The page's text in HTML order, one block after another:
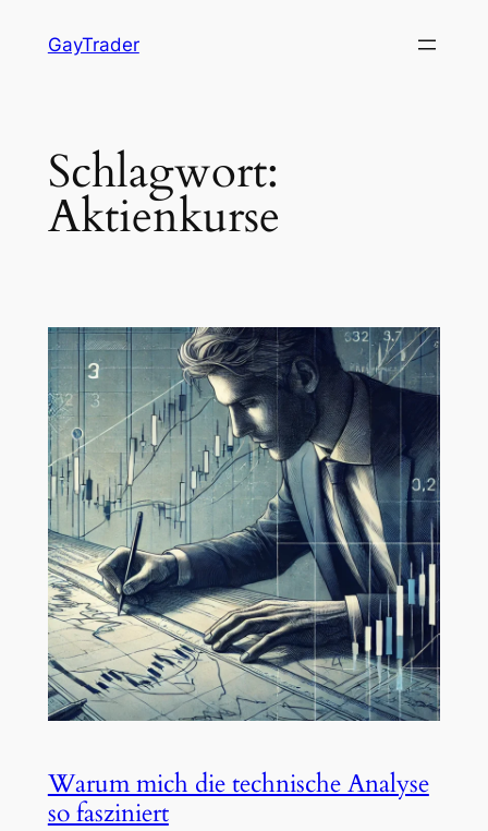
InhaltGayTrader
Schlagwort:
Aktienkurse
Warum mich die technische Analyse
so fasziniert